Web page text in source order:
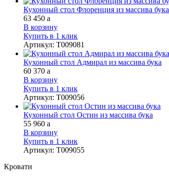
Кухонный стол Флоренция из массива бука
63 450 a
В корзину
Купить в 1 клик
Артикул: Т009081
Кухонный стол Адмирал из массива бука
60 370 a
В корзину
Купить в 1 клик
Артикул: Т009056
Кухонный стол Остин из массива бука
55 960 a
В корзину
Купить в 1 клик
Артикул: Т009055
Кровати